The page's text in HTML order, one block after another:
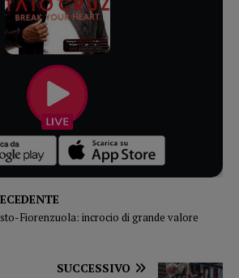
Fiorenzuola: incrocio di grande valore
SUCCESSIVO